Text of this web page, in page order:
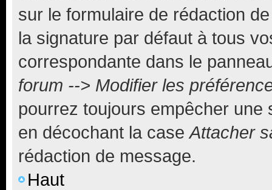
sur le formulaire de rédaction
la signature par défaut à tous
correspondante dans le
forum --> Modifier les
pourrez toujours empêcher une
en décochant la caseAttacher
rédaction de message.
Haut